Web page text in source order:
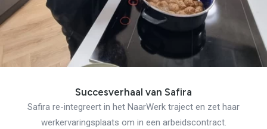
Succesverhaal van Safira
Safira re-integreert in het NaarWerk traject en zet haar
werkervaringsplaats om in een arbeidscontract.